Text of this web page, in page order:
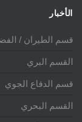
الأخبار
قسم الطيران /
القسم البري
قسم الدفاع الجوي
القسم البحري